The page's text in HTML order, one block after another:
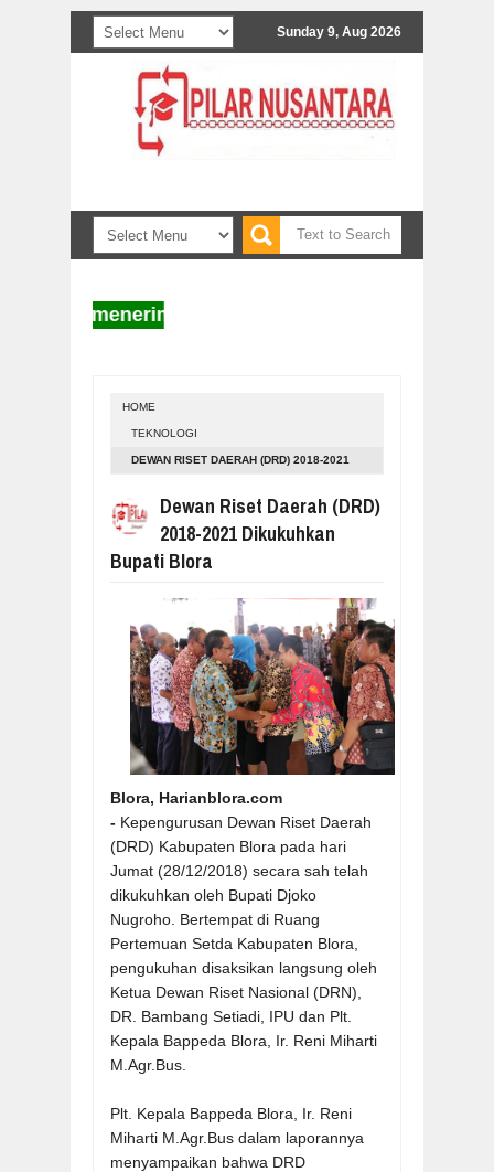
Sunday 9, Aug 2026
menerima naskah untuk diterbitkan. Informasi
HOME
TEKNOLOGI
DEWAN RISET DAERAH (DRD) 2018-2021
Dewan Riset Daerah (DRD)
2018-2021 Dikukuhkan
Bupati Blora
Blora, Harianblora.com
- Kepengurusan Dewan Riset Daerah
(DRD) Kabupaten Blora pada hari
Jumat (28/12/2018) secara sah telah
dikukuhkan oleh Bupati Djoko
Nugroho. Bertempat di Ruang
Pertemuan Setda Kabupaten Blora,
pengukuhan disaksikan langsung oleh
Ketua Dewan Riset Nasional (DRN),
DR. Bambang Setiadi, IPU dan Plt.
Kepala Bappeda Blora, Ir. Reni Miharti
M.Agr.Bus.
Plt. Kepala Bappeda Blora, Ir. Reni
Miharti M.Agr.Bus dalam laporannya
menyampaikan bahwa DRD